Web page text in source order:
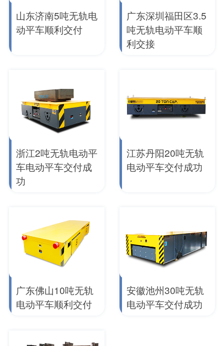
山东济南5吨无轨电
动平车顺利交付
广东深圳福田区3.5
吨无轨电动平车顺
利交接
浙江2吨无轨电动平
车电动平车交付成
功
江苏丹阳20吨无轨
电动平车交付成功
广东佛山10吨无轨
电动平车顺利交付
安徽池州30吨无轨
电动平车交付成功